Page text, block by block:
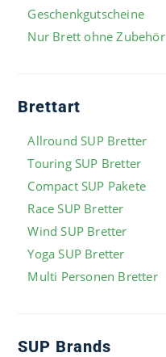
Geschenkgutscheine
Nur Brett ohne Zubehör
Brettart
Allround SUP Bretter
Touring SUP Bretter
Compact SUP Pakete
Race SUP Bretter
Wind SUP Bretter
Yoga SUP Bretter
Multi Personen Bretter
SUP Brands